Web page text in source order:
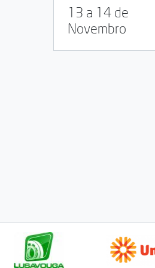
13 a 14 de
Novembro